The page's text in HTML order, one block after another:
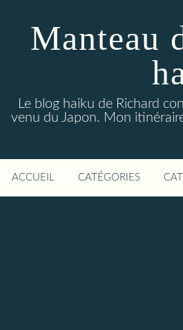
Manteau
Le blog haiku de Richard
venu du Japon. Mon
ACCUEIL CATÉGORIES